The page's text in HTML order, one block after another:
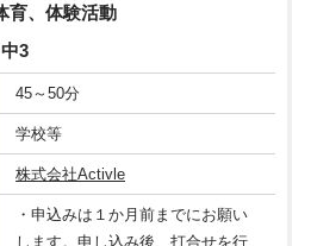
育、体験活動
3
45～50分
学校等
株式会社Activle
・申込みは１か月前までにお願い
します。申し込み後、打合せを行